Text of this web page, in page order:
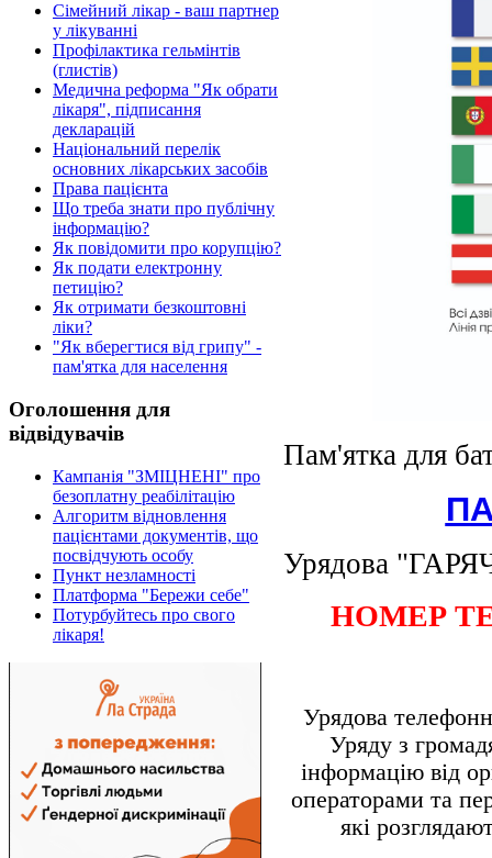
Сімейний лікар - ваш партнер
у лікуванні
Профілактика гельмінтів
(глистів)
Медична реформа "Як обрати
лікаря", підписання
декларацій
Національний перелік
основних лікарських засобів
Права пацієнта
Що треба знати про публічну
інформацію?
Як повідомити про корупцію?
Як подати електронну
петицію?
Як отримати безкоштовні
ліки?
"Як вберегтися від грипу" -
пам'ятка для населення
Оголошення для
відвідувачів
Кампанія "ЗМІЦНЕНІ" про
безоплатну реабілітацію
Алгоритм відновлення
пацієнтами документів, що
посвідчують особу
Пункт незламності
Платформа "Бережи себе"
Потурбуйтесь про свого
лікаря!
Пам'ятка для
Урядова
НОМЕР
Урядова
Уряду з
інформацію від
операторами та
які